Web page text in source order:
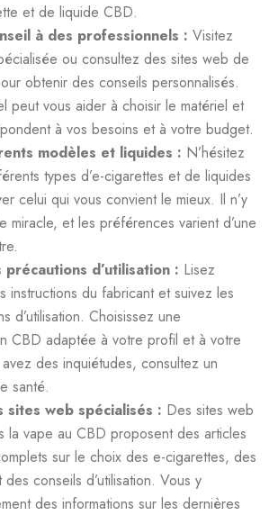
et de liquide CBD.
à des professionnels : Visitez
ou consultez des sites web de
obtenir des conseils personnalisés.
peut vous aider à choisir le matériel et
à vos besoins et à votre budget.
modèles et liquides : N’hésitez
types d’e-cigarettes et de liquides
celui qui vous convient le mieux. Il n’y
miracle, et les préférences varient d’une
précautions d’utilisation : Lisez
instructions du fabricant et suivez les
d’utilisation. Choisissez une
CBD adaptée à votre profil et à votre
des inquiétudes, consultez un
santé.
sites web spécialisés : Des sites web
la vape au CBD proposent des articles
sur le choix des e-cigarettes, des
conseils d’utilisation. Vous y
des informations sur les dernières